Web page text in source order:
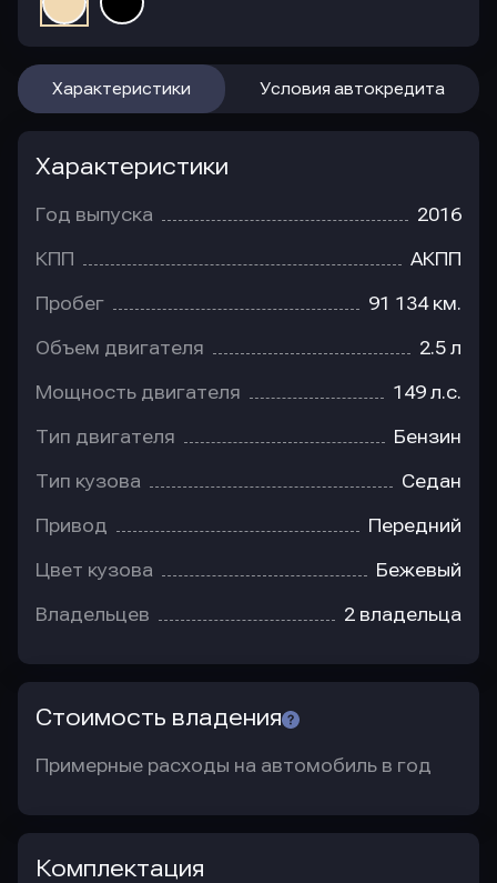
Характеристики Условия автокредита
Характеристики
Год выпуска 2016
КПП АКПП
Пробег 91 134 км.
Объем двигателя 2.5 л
Мощность двигателя 149 л.с.
Тип двигателя Бензин
Тип кузова Седан
Привод Передний
Цвет кузова Бежевый
Владельцев 2 владельца
Стоимость владения
Примерные расходы на автомобиль в год
Комплектация